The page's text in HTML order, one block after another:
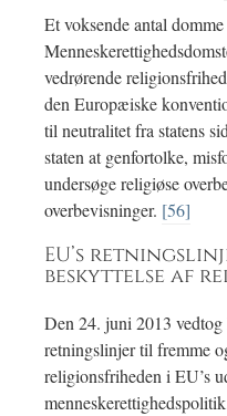
Et voksende antal
vedrørende
den Europæiske
til neutralitet fra statens
staten at genfortolke,
undersøge religiøse
overbevisninger. [56]
EU’s
beskyttelse af
Den 24. juni 2013
retningslinjer til fremme
religionsfriheden i EU’s